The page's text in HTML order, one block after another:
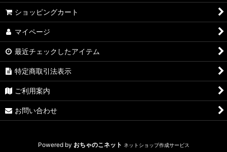
ショッピングカート
マイページ
最近チェックしたアイテム
特定商取引法表示
ご利用案内
お問い合わせ
Powered by おちゃのこネット ネットショップ作成サービス